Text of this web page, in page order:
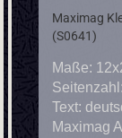
Maximag
(S0641)
Maße:
Text:
Maximag